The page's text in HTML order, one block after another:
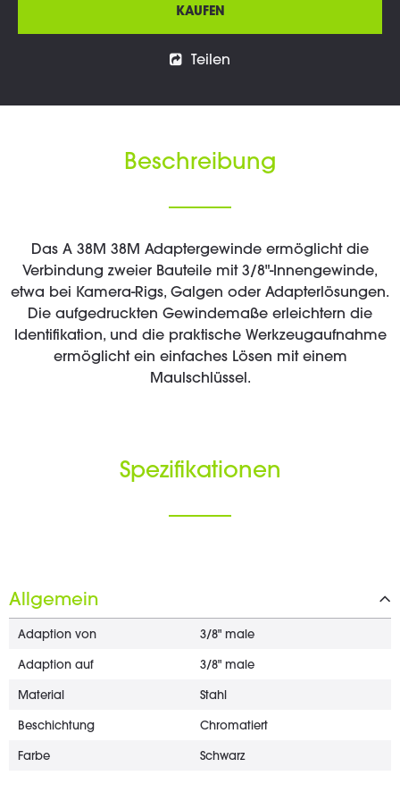
KAUFEN
Teilen
Beschreibung
Das A 38M 38M Adaptergewinde ermöglicht die
Verbindung zweier Bauteile mit 3/8"-Innengewinde,
etwa bei Kamera-Rigs, Galgen oder Adapterlösungen.
Die aufgedruckten Gewindemaße erleichtern die
Identifikation, und die praktische Werkzeugaufnahme
ermöglicht ein einfaches Lösen mit einem
Maulschlüssel.
Spezifikationen
Allgemein
Adaption von 3/8" male
Adaption auf 3/8" male
Material Stahl
Beschichtung Chromatiert
Farbe Schwarz